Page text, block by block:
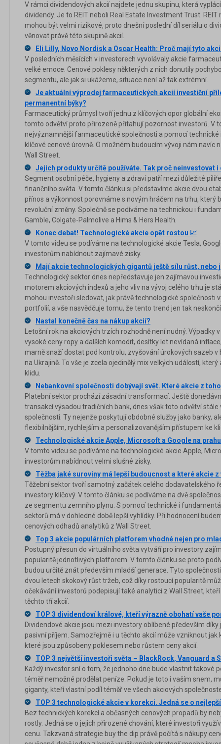
V rámci dividendových akcií najdete jednu skupinu, která
dividendy. Je to REIT neboli Real Estate Investment Trust.
mohou být velmi rizikové, proto dnešní poslední díl seriálu o
věnovat právě této skupině akcií.
Eli Lilly, Novo Nordisk a Oscar Health: Proč mají tyto
V posledních měsících v investorech vyvolávaly akcie
velké emoce. Cenové poklesy některých z nich donutily
segmentu, ale jak si ukážeme, situace není až tak extrémní.
Je aktuální výprodej farmaceutických akcií investiční
permanentní býky?
Farmaceutický průmysl tvoří jednu z klíčových opor globální
tomto odvětví proto přirozeně přitahují pozornost investorů. V
nejvýznamnější farmaceutické společnosti a pomocí
klíčové cenové úrovně. O možném budoucím vývoji nám navíc
Wall Street.
Jejich produkty určitě používáte. Tak proč neinvestovat i
Segment osobní péče, hygieny a zdraví patří mezi důležité
finančního světa. V tomto článku si představíme akcie dvou
přínos a výkonnost porovnáme s novým hráčem na trhu, který
revoluční změny. Společně se podíváme na technickou i
Gamble, Colgate-Palmolive a Hims & Hers Health.
Konec debat! Technologické akcie opět rostou 📈
V tomto videu se podíváme na technologické akcie Tesla,
investorům nabídnout zajímavé zisky.
Mají akcie technologických gigantů ještě sílu růst, nebo
Technologický sektor dnes nepředstavuje jen zajímavou
motorem akciových indexů a jeho vliv na vývoj celého trhu je
mohou investoři sledovat, jak právě technologické společnosti
portfolií, a vše nasvědčuje tomu, že tento trend jen tak
Nastal konečně čas na nákup akcií?
Letošní rok na akciových trzích rozhodně není nudný. Výpadky
vysoké ceny ropy a dalších komodit, desítky let nevídaná
marně snaží dostat pod kontrolu, zvyšování úrokových sazeb
na Ukrajině. To vše je zcela ojedinělý mix velkých událostí,
klidu.
Nebankovní společnosti dobývají svět. Které akcie z
Platební sektor prochází zásadní transformací. Ještě
transakcí výsadou tradičních bank, dnes však toto odvětví
společnosti. Ty nejenže poskytují obdobné služby jako banky,
flexibilnějším, rychlejším a personalizovanějším přístupem ke
Technologické akcie Apple, Microsoft a Google na
V tomto videu se podíváme na technologické akcie Apple,
investorům nabídnout velmi slušné zisky.
Těžba jaké suroviny má lepší budoucnost a které akcie
Těžební sektor tvoří samotný začátek celého dodavatelského
investory klíčový. V tomto článku se podíváme na dvě
ze segmentu zemního plynu. S pomocí technické i
sektorů má v dohledné době lepší vyhlídky. Při hodnocení
cenových odhadů analytiků z Wall Street.
Top 3 akcie populárních platforem vhodné nejen pro
Postupný přesun do virtuálního světa vytváří pro investory
popularitě jednotlivých platforem. V tomto článku se proto
budou určitě znát především mladší generace. Tyto
dvou letech skokový růst tržeb, což díky rostoucí popularitě
očekávání investorů podepisují také analytici z Wall Street,
těchto tří akcií.
TOP 3 dividendoví králové, kteří výrazně obohatí vaše
Dividendové akcie jsou mezi investory oblíbené především
pasivní příjem. Samozřejmě i u těchto akcií může vzniknout jak
které jsou způsobeny poklesem nebo růstem ceny akcií.
TOP 3 největší investoři světa – BlackRock, Vanguard a
Každý investor sní o tom, že jednoho dne bude vlastnit takové
téměř nemožné prodělat peníze. Pokud je toto i vaším snem,
giganty, kteří vlastní podíl téměř ve všech akciových
TOP 3 technologické akcie v korekci. Jedná se o
Bez technických korekcí a občasných cenových propadů by
rostly. Jedná se o jejich přirozené chování, které investoři
cenu. Takzvaná strategie buy the dip právě počítá s nákupy